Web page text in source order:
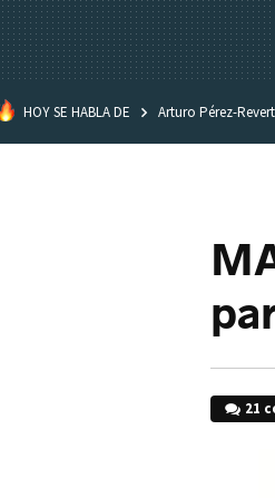
HOY SE HABLA DE Arturo Pérez-
21